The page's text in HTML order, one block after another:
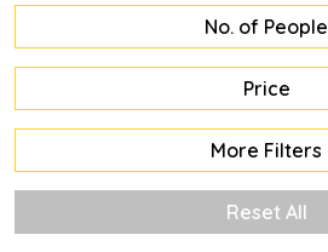
No. of People
Price
More Filters
Reset All